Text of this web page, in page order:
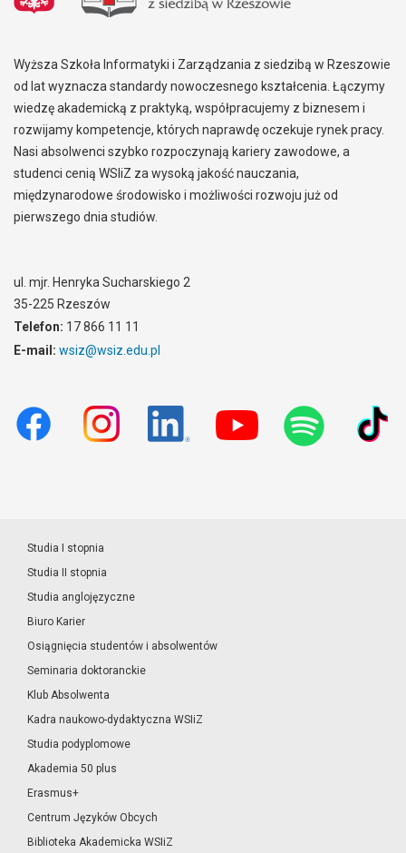
Wyższa Szkoła Informatyki i Zarządzania z siedzibą w Rzeszowie
od lat wyznacza standardy nowoczesnego kształcenia. Łączymy
wiedzę akademicką z praktyką, współpracujemy z biznesem i
rozwijamy kompetencje, których naprawdę oczekuje rynek pracy.
Nasi absolwenci szybko rozpoczynają kariery zawodowe, a
studenci cenią WSIiZ za wysoką jakość nauczania,
międzynarodowe środowisko i możliwości rozwoju już od
pierwszego dnia studiów.
ul. mjr. Henryka Sucharskiego 2
35-225 Rzeszów
Telefon: 17 866 11 11
E-mail: wsiz@wsiz.edu.pl
Studia I stopnia
Studia II stopnia
Studia anglojęzyczne
Biuro Karier
Osiągnięcia studentów i absolwentów
Seminaria doktoranckie
Klub Absolwenta
Kadra naukowo-dydaktyczna WSIiZ
Studia podyplomowe
Akademia 50 plus
Erasmus+
Centrum Języków Obcych
Biblioteka Akademicka WSIiZ